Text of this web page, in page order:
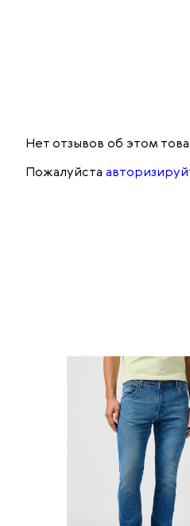
Нет отзывов об этом
Пожалуйста